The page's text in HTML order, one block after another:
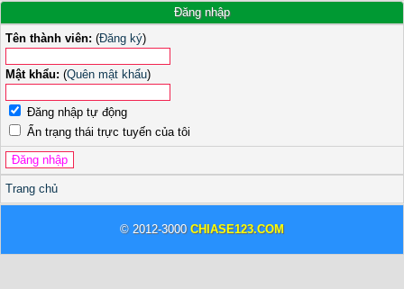
Đăng nhập
Tên thành viên: (Đăng ký)
Mật khẩu: (Quên mật khẩu)
Đăng nhập tự động
Ẩn trạng thái trực tuyến của tôi
Trang chủ
© 2012-3000 CHIASE123.COM